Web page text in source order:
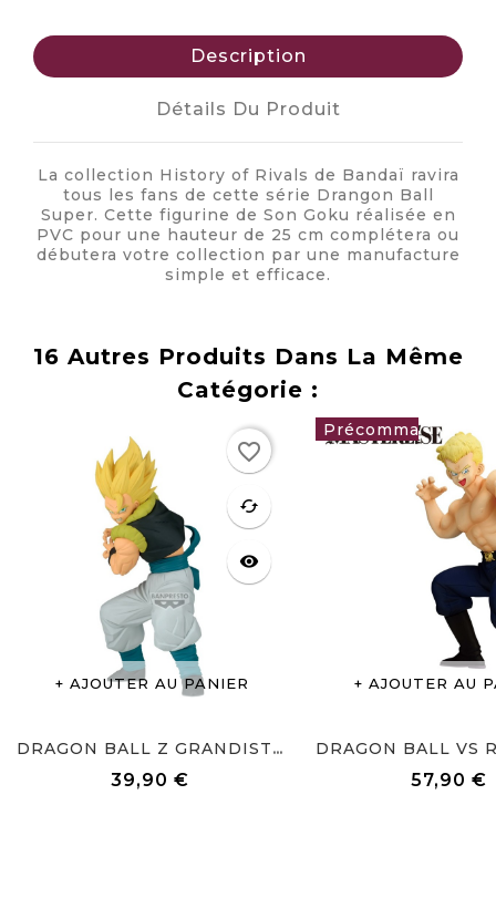
Description
Détails Du Produit
La collection History of Rivals de Bandaï ravira
tous les fans de cette série Drangon Ball
Super. Cette figurine de Son Goku réalisée en
PVC pour une hauteur de 25 cm complétera ou
débutera votre collection par une manufacture
simple et efficace.
16 Autres Produits Dans La Même
Catégorie :
AJOUTER AU PANIER
favorite
cached
visibility
DRAGON BALL Z GRANDISTA...
39,90 €
favorite_border 57,90 €
AJOUTER AU
57,90 €